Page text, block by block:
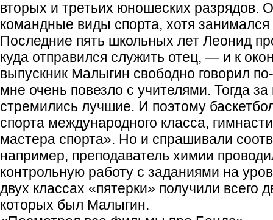
вторых и третьих юношеских разрядов.
командные виды спорта, хотя занимался
Последние пять школьных лет Леонид
куда отправился служить отец, — и к
выпускник Малыгин свободно говорил
мне очень повезло с учителями. Тогда за
стремились лучшие. И поэтому
спорта международного класса,
мастера спорта». Но и спрашивали
например, преподаватель химии
контрольную работу с заданиями на
двух классах «пятерки» получили всего
которых был Малыгин.